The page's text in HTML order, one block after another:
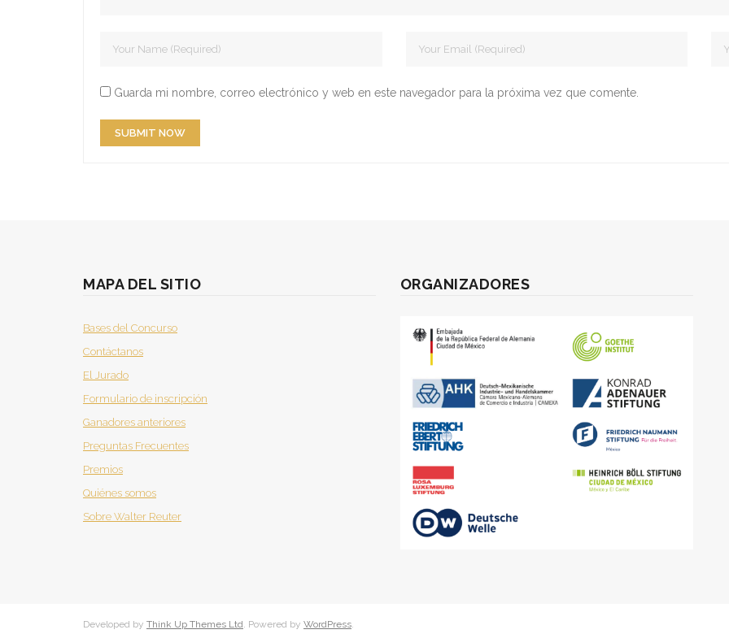
Guarda mi nombre, correo electrónico y web en este navegador para la próxima vez que comente.
MAPA DEL SITIO
Bases del Concurso
Contáctanos
El Jurado
Formulario de inscripción
Ganadores anteriores
Preguntas Frecuentes
Premios
Quiénes somos
Sobre Walter Reuter
ORGANIZADORES
Developed by Think Up Themes Ltd. Powered by WordPress.